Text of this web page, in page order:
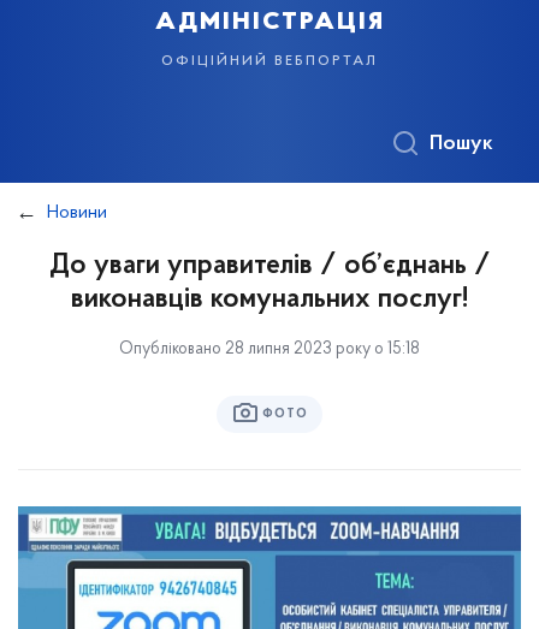
адміністрація
офіційний вебпортал
Пошук
Новини
До уваги управителів / об’єднань /
виконавців комунальних послуг!
Опубліковано 28 липня 2023 року о 15:18
ФОТО